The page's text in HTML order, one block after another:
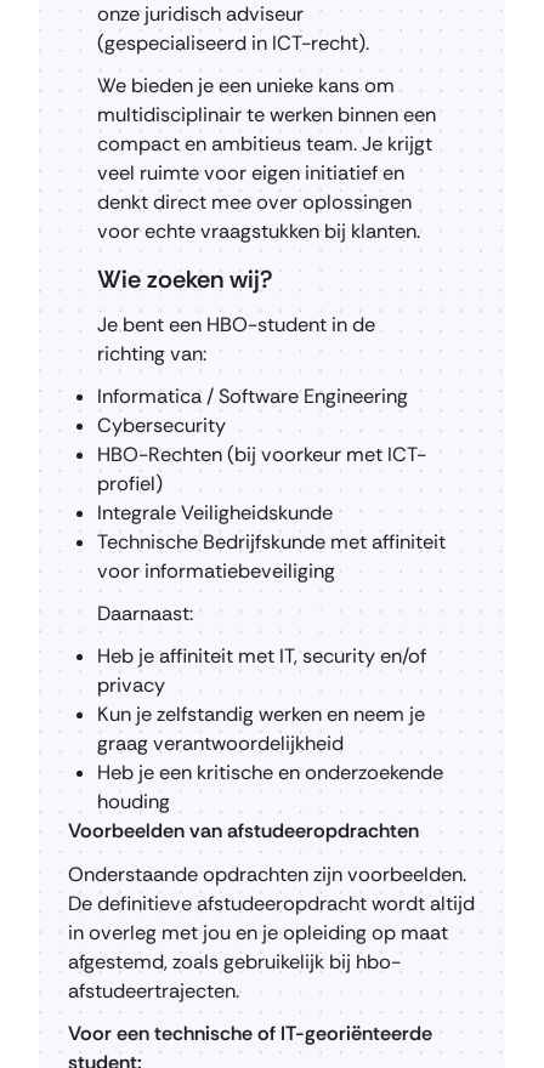
onze juridisch adviseur
(gespecialiseerd in ICT-recht).
We bieden je een unieke kans om
multidisciplinair te werken binnen een
compact en ambitieus team. Je krijgt
veel ruimte voor eigen initiatief en
denkt direct mee over oplossingen
voor echte vraagstukken bij klanten.
Wie zoeken wij?
Je bent een HBO-student in de
richting van:
Informatica / Software Engineering
Cybersecurity
HBO-Rechten (bij voorkeur met ICT-
profiel)
Integrale Veiligheidskunde
Technische Bedrijfskunde met affiniteit
voor informatiebeveiliging
Daarnaast:
Heb je affiniteit met IT, security en/of
privacy
Kun je zelfstandig werken en neem je
graag verantwoordelijkheid
Heb je een kritische en onderzoekende
houding
Voorbeelden van afstudeeropdrachten
Onderstaande opdrachten zijn voorbeelden.
De definitieve afstudeeropdracht wordt altijd
in overleg met jou en je opleiding op maat
afgestemd, zoals gebruikelijk bij hbo-
afstudeertrajecten.
Voor een technische of IT-georiënteerde
student: